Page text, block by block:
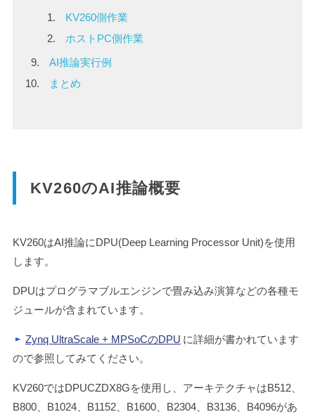
KV260側作業
ホストPC側作業
AI推論実行例
まとめ
KV260のAI推論概要
KV260はAI推論にDPU(Deep Learning Processor Unit)を使用
します。
DPUはプログラマブルエンジンで畳み込み演算などの各種モ
ジュールが含まれています。
Zynq UltraScale + MPSoCのDPU に詳細が書かれています
ので参照してみてください。
KV260ではDPUCZDX8Gを使用し、アーキテクチャはB512、
B800、B1024、B1152、B1600、B2304、B3136、B4096があ